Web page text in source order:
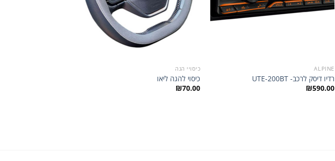
ALPINE
רדיו דיסק לרכב- UTE-200BT
₪590.00
כיסויי הגה
כיסוי להגה ליאו
₪70.00